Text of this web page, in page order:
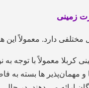
زمینی
دارد. معمولاً این
کربلا معمولاً با توجه
و مهمان‌پذیر ها بسته